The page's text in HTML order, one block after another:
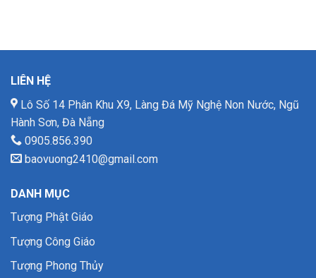
LIÊN HỆ
Lô Số 14 Phân Khu X9, Làng Đá Mỹ Nghệ Non Nước, Ngũ
Hành Sơn, Đà Nẵng
0905.856.390
baovuong2410@gmail.com
DANH MỤC
Tượng Phật Giáo
Tượng Công Giáo
Tượng Phong Thủy